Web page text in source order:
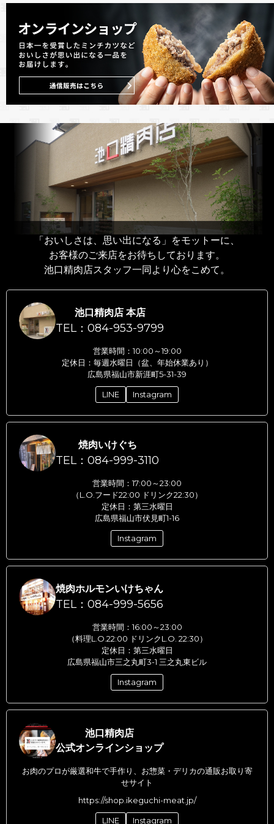
「おいしさは、思い出になる」をモットーに、
お客様のご来店をお待ちしております。
池口精肉店スタッフ一同より心をこめて。
池口精肉店 本店
TEL：084-953-9799
営業時間：10:00～19:00
定休日：毎週水曜日（盆、年始休業あり）
広島県福山市新涯町5-31-39
LINE Instagram
焼肉いけぐち
TEL：084-999-3110
営業時間：17:00～23:00
（L.O.フード22:00 ドリンク22:30）
定休日：第三水曜日
広島県福山市伏見町1-16
Instagram
焼肉ホルモンいけちゃん
TEL：084-999-5656
営業時間：16:00～23:00
（料理L.O.22:00 ドリンクL.O. 22:30）
定休日：第三水曜日
広島県福山市三之丸町3-1 三之丸東ビル
Instagram
池口精肉店
公式オンラインショップ
お肉のプロが厳選和牛で手作り、お惣菜・デリカの通販お取り寄
せサイト
https://shop.ikeguchi-meat.jp/
LINE Instagram